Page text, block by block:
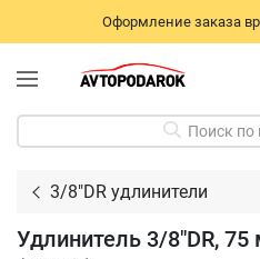
Оформление заказа
Поиск по
3/8"DR удлинители
Удлинитель 3/8"DR,